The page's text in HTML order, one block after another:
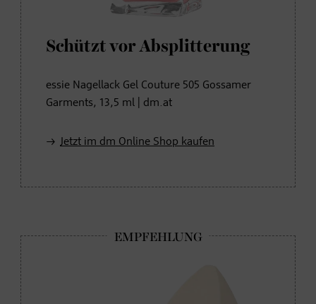
Schützt vor Absplitterung
essie Nagellack Gel Couture 505 Gossamer
Garments, 13,5 ml | dm.at
Jetzt im dm Online Shop kaufen